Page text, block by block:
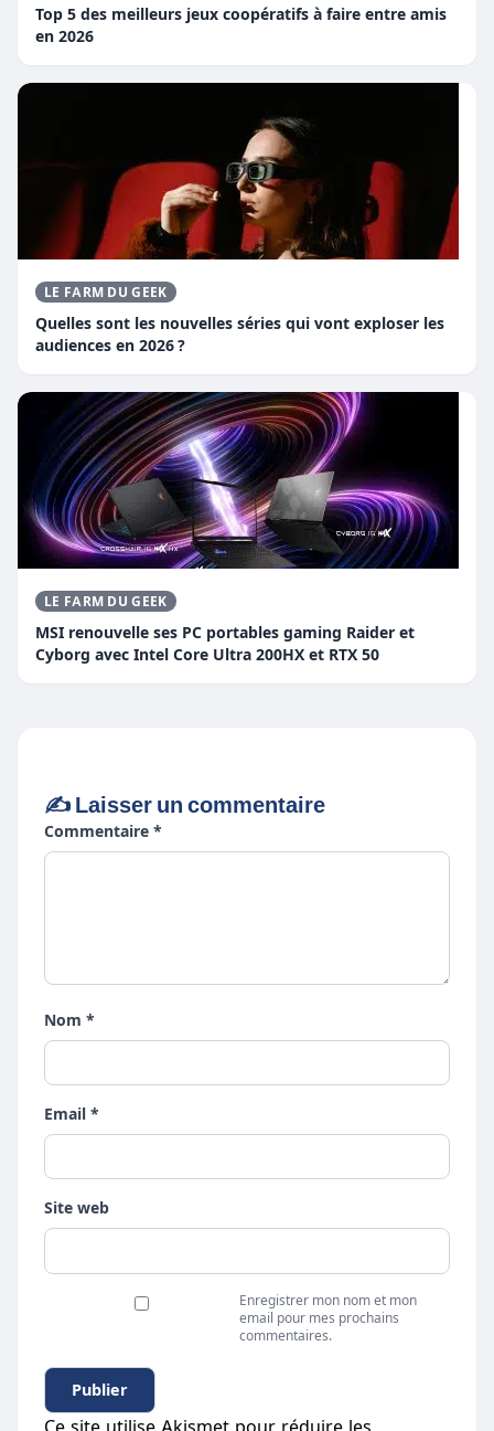
Top 5 des meilleurs jeux coopératifs à faire entre amis
en 2026
LE FARM DU GEEK
Quelles sont les nouvelles séries qui vont exploser les
audiences en 2026 ?
LE FARM DU GEEK
MSI renouvelle ses PC portables gaming Raider et
Cyborg avec Intel Core Ultra 200HX et RTX 50
✍️ Laisser un commentaire
Commentaire *
Nom *
Email *
Site web
Enregistrer mon nom et mon
email pour mes prochains
commentaires.
Ce site utilise Akismet pour réduire les